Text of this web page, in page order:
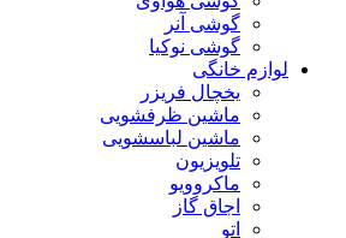
گوشی آنر
گوشی نوکیا
لوازم خانگی
یخچال فریزر
ماشین ظرفشویی
ماشین لباسشویی
تلویزیون
ماکروویو
اجاق گاز
اتو